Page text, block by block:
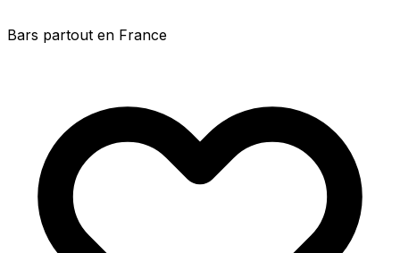
Bars partout en France